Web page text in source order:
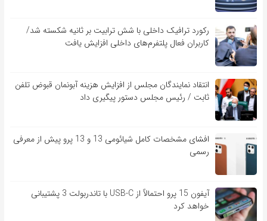
رکورد ترافیک داخلی با شش ترابیت بر ثانیه شکسته شد/
کاربران فعال پلتفرم‌های داخلی افزایش یافت
انتقاد نمایندگان مجلس از افزایش هزینه آبونمان قبوض تلفن
ثابت / رئیس مجلس دستور پیگیری داد
افشای مشخصات کامل شیائومی 13 و 13 پرو پیش از معرفی
رسمی
آیفون 15 پرو احتمالاً از USB-C با تاندربولت 3 پشتیبانی
خواهد کرد